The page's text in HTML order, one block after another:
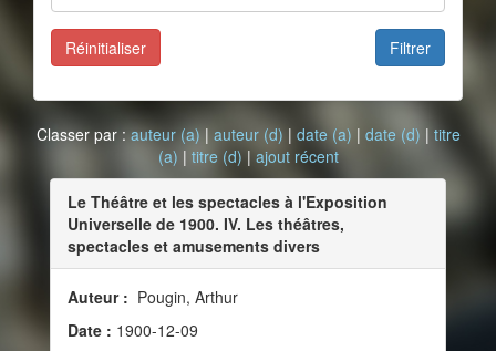
Filtrer
Réinitialiser
Classer par :auteur (a) | auteur (d) | date (a) | date (d) | titre
(a) | titre (d) | ajout récent
Le Théâtre et les spectacles à l'Exposition
Universelle de 1900. IV. Les théâtres,
spectacles et amusements divers
Auteur : Pougin, Arthur
Date : 1900-12-09